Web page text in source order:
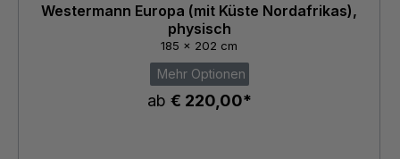
Westermann Europa (mit Küste Nordafrikas),
physisch
185 x 202 cm
Mehr Optionen
ab € 220,00*